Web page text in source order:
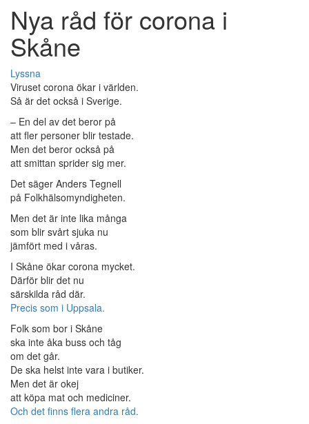
Nya råd för corona i
Skåne
Lyssna
Viruset corona ökar i världen.
Så är det också i Sverige.
– En del av det beror på
att fler personer blir testade.
Men det beror också på
att smittan sprider sig mer.
Det säger Anders Tegnell
på Folkhälsomyndigheten.
Men det är inte lika många
som blir svårt sjuka nu
jämfört med i våras.
I Skåne ökar corona mycket.
Därför blir det nu
särskilda råd där.
Precis som i Uppsala.
Folk som bor i Skåne
ska inte åka buss och tåg
om det går.
De ska helst inte vara i butiker.
Men det är okej
att köpa mat och mediciner.
Och det finns flera andra råd.